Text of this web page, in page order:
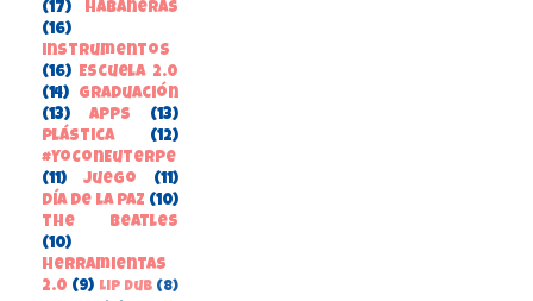
(17)
habaneras
(16)
instrumentos
(16) Escuela 2.0
(14)
Graduación
(13)
apps
(13)
Plástica
(12)
#YoConEuterpe
(11)
juego
(11)
Día de la Paz (10)
the beatles
(10)
herramientas
2.0 (9) Lip Dub (8)